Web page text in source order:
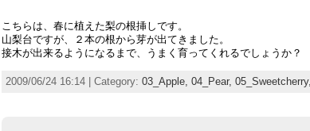
こちらは、春に植えた梨の根挿しです。
山梨台ですが、２本の根から芽が出てきました。
接木が出来るようになるまで、うまく育ってくれるでしょうか？
2009/06/24 16:14 | Category: 03_Apple, 04_Pear, 05_Sweetcherry,